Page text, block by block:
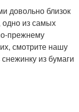
довольно близок
из самых
смотрите нашу
из бумаги